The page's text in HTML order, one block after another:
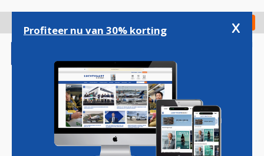
gaan
Check in
Magazine Podcasts Vacatures
Profiteer nu van 30% korting x